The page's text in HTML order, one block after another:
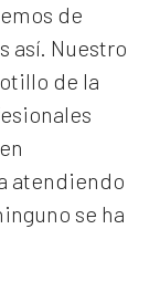
de
así. Nuestro
de la
atendiendo
se ha